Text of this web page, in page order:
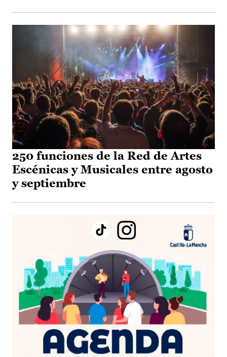
250 funciones de la Red de Artes
Escénicas y Musicales entre agosto
y septiembre